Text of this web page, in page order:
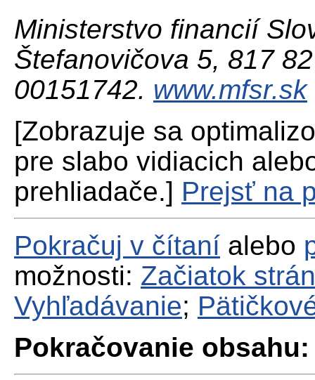
Ministerstvo financií
Štefanovičova 5, 817
00151742. www.mfsr.sk
[Zobrazuje sa
pre slabo vidiacich
prehliadače.] Prejsť na
Pokračuj v čítaní alebo
možnosti: Začiatok
Vyhľadávanie;
Pokračovanie obsahu: